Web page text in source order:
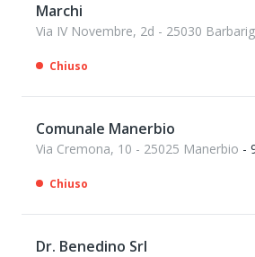
Marchi
Via IV Novembre, 2d - 25030
Chiuso
Comunale Manerbio
Via Cremona, 10 - 25025 Manerbio -
Chiuso
Dr. Benedino Srl